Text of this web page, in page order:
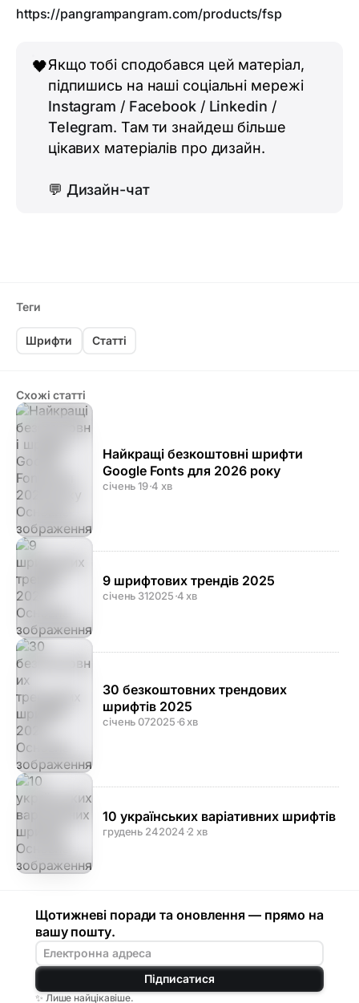
https://pangrampangram.com/products/fsp
🖤Якщо тобі сподобався цей матеріал,
підпишись на наші соціальні мережі
Instagram / Facebook/ Linkedin /
Telegram. Там ти знайдеш більше
цікавих матеріалів про дизайн.
💬 Дизайн-чат
Теги
Шрифти Статті
Схожі статті
Найкращі безкоштовні шрифти
Google Fonts для 2026 року
січень 19·4 хв
9 шрифтових трендів 2025
січень 312025·4 хв
30 безкоштовних трендових
шрифтів 2025
січень 072025·6 хв
10 українських варіативних шрифтів
грудень 242024·2 хв
Щотижневі поради та оновлення — прямо на
вашу пошту.
Підписатися
✨ Лише найцікавіше.